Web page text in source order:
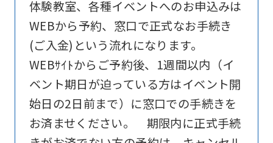
体験教室、各種イベントへのお申込みは
WEBから予約、窓口で正式なお手続き
(ご入金)という流れになります。
WEBｻｲﾄからご予約後、1週間以内（イ
ベント期日が迫っている方はイベント開
始日の2日前まで）に窓口での手続きを
お済ませください。 期限内に正式手続
English.
Click
the
link
below
(start
automatic